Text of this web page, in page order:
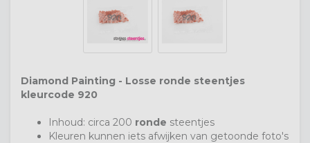
Diamond Painting - Losse ronde steentjes
kleurcode 920
Inhoud: circa 200 ronde steentjes
Kleuren kunnen iets afwijken van getoonde foto's